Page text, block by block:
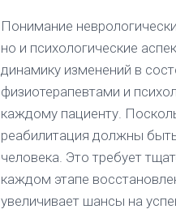
Понимание
но и психологические
динамику изменений в
физиотерапевтами и
каждому пациенту.
реабилитация должны
человека. Это требует
каждом этапе
увеличивает шансы на